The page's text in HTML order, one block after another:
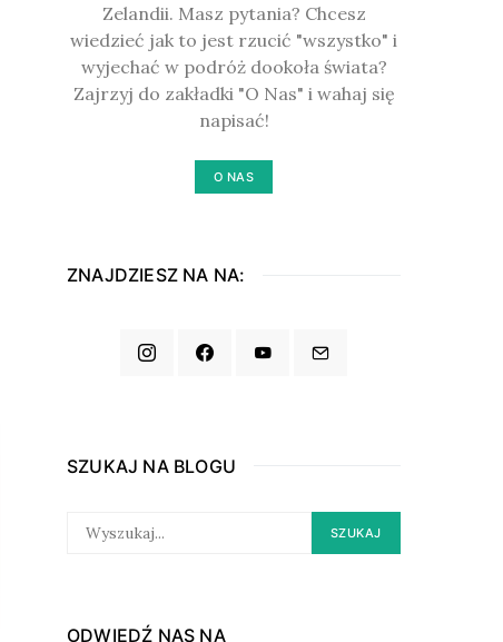
Zelandii. Masz pytania? Chcesz
wiedzieć jak to jest rzucić "wszystko" i
wyjechać w podróż dookoła świata?
Zajrzyj do zakładki "O Nas" i wahaj się
napisać!
O NAS
ZNAJDZIESZ NA NA:
SZUKAJ NA BLOGU
FOR:
SZUKAJ
ODWIEDŹ NAS NA